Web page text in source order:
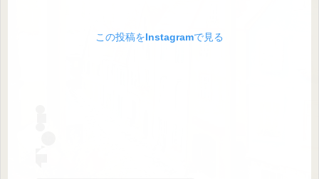
この投稿をInstagramで見る